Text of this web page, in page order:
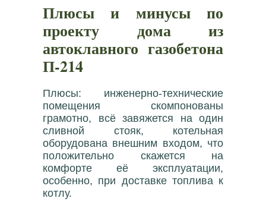
Плюсы и минусы по
проекту дома из
автоклавного газобетона
П-214
Плюсы: инженерно-технические
помещения скомпонованы
грамотно, всё завяжется на один
сливной стояк, котельная
оборудована внешним входом, что
положительно скажется на
комфорте её эксплуатации,
особенно, при доставке топлива к
котлу.